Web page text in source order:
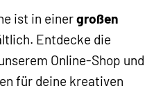
ist in einergroßen
Entdecke die
Online-Shop und
für deine kreativen